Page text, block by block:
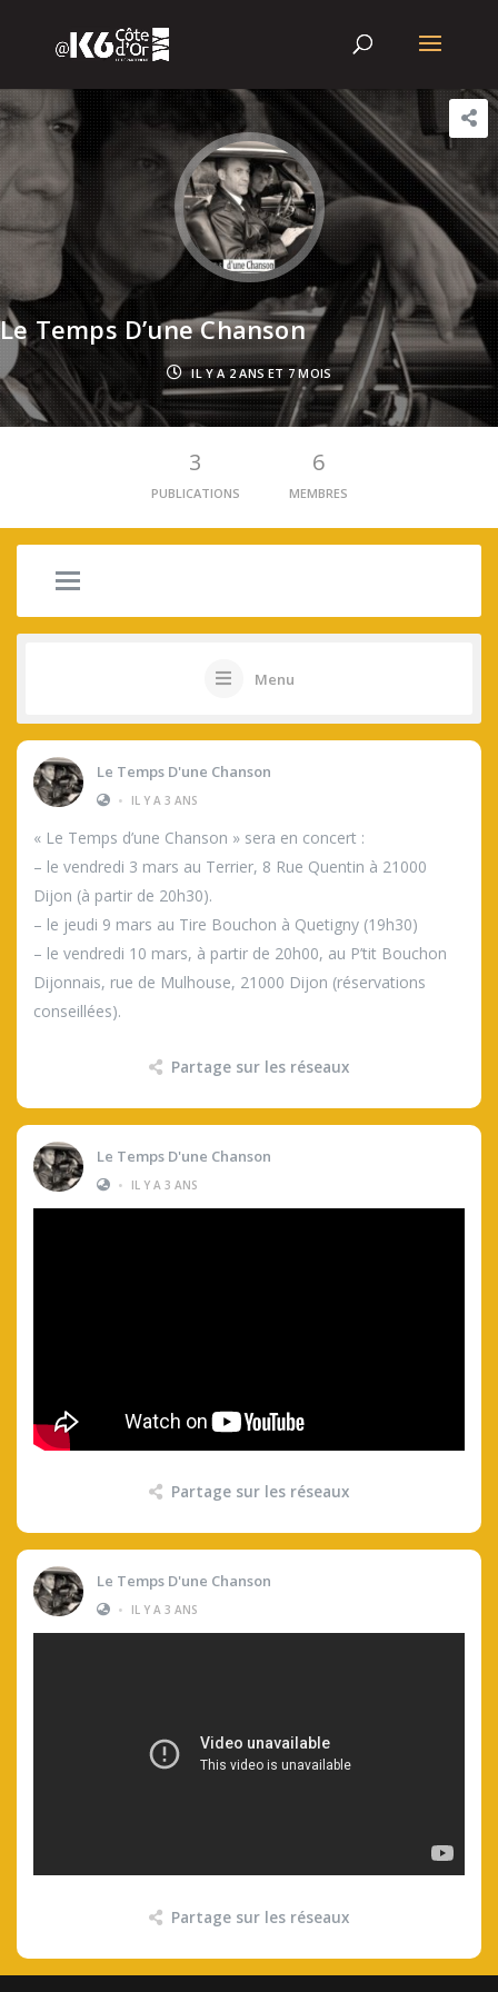
Le Temps D’une Chanson
IL Y A 2 ANS ET 7 MOIS
3
PUBLICATIONS
6
MEMBRES
Menu
Le Temps D'une Chanson
•
IL Y A 3 ANS
« Le Temps d’une Chanson » sera en concert :
– le vendredi 3 mars au Terrier, 8 Rue Quentin à 21000
Dijon (à partir de 20h30).
– le jeudi 9 mars au Tire Bouchon à Quetigny (19h30)
– le vendredi 10 mars, à partir de 20h00, au P’tit Bouchon
Dijonnais, rue de Mulhouse, 21000 Dijon (réservations
conseillées).
Partage sur les réseaux
Le Temps D'une Chanson
•
IL Y A 3 ANS
Partage sur les réseaux
Le Temps D'une Chanson
•
IL Y A 3 ANS
Partage sur les réseaux